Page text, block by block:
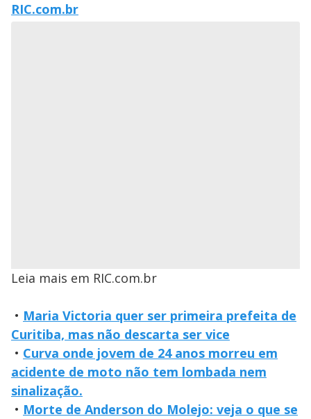
RIC.com.br
Leia mais em RIC.com.br
• Maria Victoria quer ser primeira prefeita de
Curitiba, mas não descarta ser vice
• Curva onde jovem de 24 anos morreu em
acidente de moto não tem lombada nem
sinalização.
• Morte de Anderson do Molejo: veja o que se